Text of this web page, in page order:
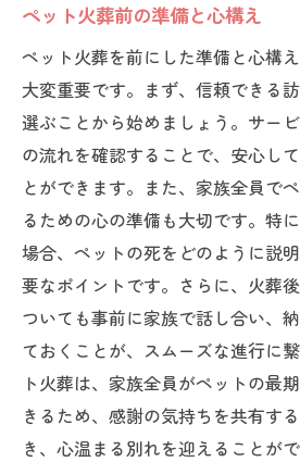
家族で行う訪問ペット火葬の
家族全員で参加する火葬
訪問ペット火葬で家族が
ペットとの最後の時間を
家族の思いを共有する火
心をひとつにするための
家族の絆を深める火葬の
ペットとの最後の時間を大切
火葬の計画
最後の時間を心に刻む方
訪問ペット火葬での特別
ペットとの思い出を形に
ペット火葬前の準備と心構え
ペット火葬を前にした準備と心構
大変重要です。まず、信頼できる
選ぶことから始めましょう。サー
の流れを確認することで、安心し
とができます。また、家族全員で
るための心の準備も大切です。特
場合、ペットの死をどのように説
要なポイントです。さらに、火葬
ついても事前に家族で話し合い、
ておくことが、スムーズな進行に
ト火葬は、家族全員がペットの最
きるため、感謝の気持ちを共有す
き、心温まる別れを迎えることがで